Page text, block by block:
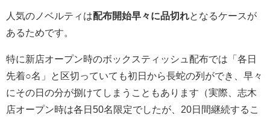
人気のノベルティは配布開始早々に品切れとなるケースが
あるためです。
特に新店オープン時のボックスティッシュ配布では「各日
先着○名」と区切っていても初日から長蛇の列ができ、早々
にその日の分が捌けてしまうこともあります（実際、志木
店オープン時は各日50名限定でしたが、20日間継続するこ